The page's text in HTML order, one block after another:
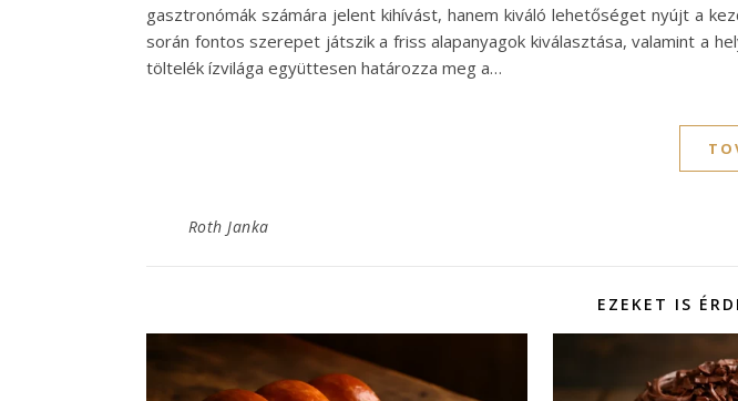
gasztronómák számára jelent kihívást, hanem kiváló lehetőséget nyújt a
során fontos szerepet játszik a friss alapanyagok kiválasztása, valamint a
töltelék ízvilága együttesen határozza meg a…
Roth Janka
EZEKET IS